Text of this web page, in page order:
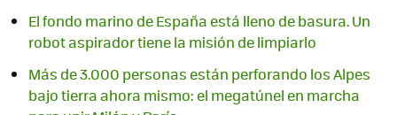
El fondo marino de España está lleno de basura. Un
robot aspirador tiene la misión de limpiarlo
Más de 3.000 personas están perforando los Alpes
bajo tierra ahora mismo: el megatúnel en marcha